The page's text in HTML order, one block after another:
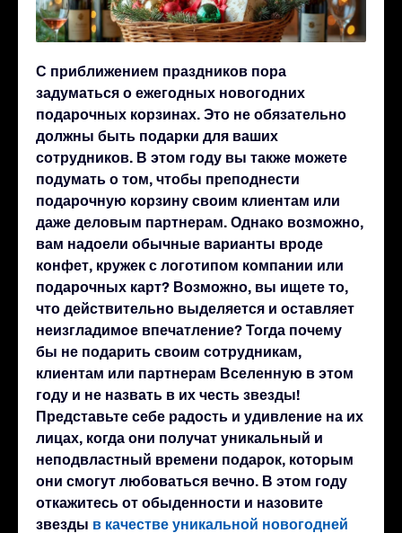
С приближением праздников пора
задуматься о ежегодных новогодних
подарочных корзинах. Это не обязательно
должны быть подарки для ваших
сотрудников. В этом году вы также можете
подумать о том, чтобы преподнести
подарочную корзину своим клиентам или
даже деловым партнерам. Однако возможно,
вам надоели обычные варианты вроде
конфет, кружек с логотипом компании или
подарочных карт? Возможно, вы ищете то,
что действительно выделяется и оставляет
неизгладимое впечатление? Тогда почему
бы не подарить своим сотрудникам,
клиентам или партнерам Вселенную в этом
году и не назвать в их честь звезды!
Представьте себе радость и удивление на их
лицах, когда они получат уникальный и
неподвластный времени подарок, которым
они смогут любоваться вечно. В этом году
откажитесь от обыденности и назовите
звезды в качестве уникальной новогодней